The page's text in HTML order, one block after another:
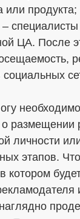
или продукта;
ЦА. После
личности
этапов.
котором